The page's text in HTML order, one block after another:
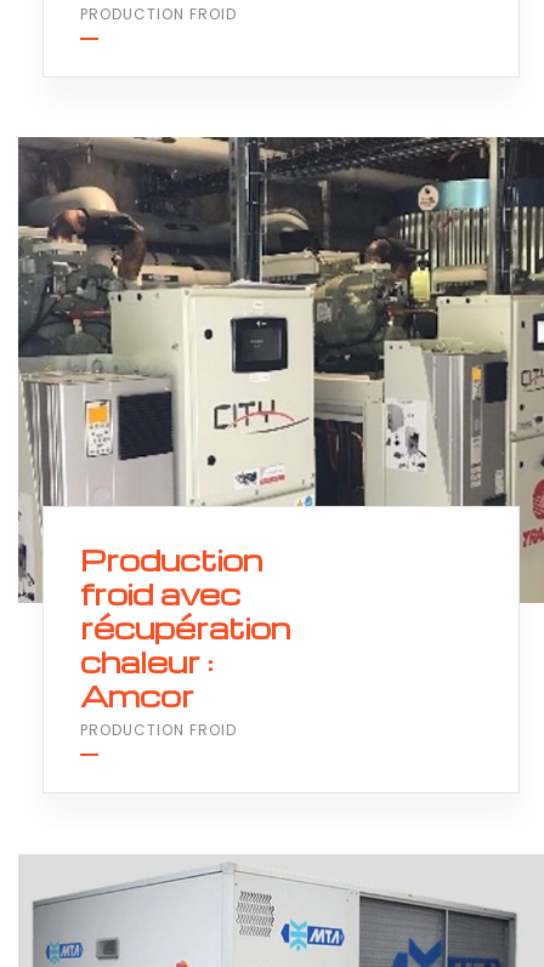
PRODUCTION FROID
Production
froid avec
récupération
chaleur :
Amcor
PRODUCTION FROID